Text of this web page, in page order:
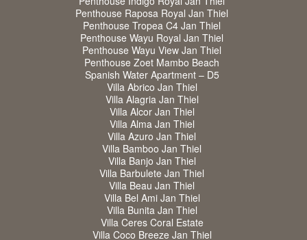
Penthouse Raposa Royal Jan Thiel
Penthouse Tropea C4 Jan Thiel
Penthouse Wayu Royal Jan Thiel
Penthouse Wayu View Jan Thiel
Penthouse Zoet Mambo Beach
Spanish Water Apartment – D5
Villa Abrico Jan Thiel
Villa Alagria Jan Thiel
Villa Alcor Jan Thiel
Villa Alma Jan Thiel
Villa Azuro Jan Thiel
Villa Bamboo Jan Thiel
Villa Banjo Jan Thiel
Villa Barbulete Jan Thiel
Villa Beau Jan Thiel
Villa Bel Ami Jan Thiel
Villa Bunita Jan Thiel
Villa Ceres Coral Estate
Villa Coco Breeze Jan Thiel